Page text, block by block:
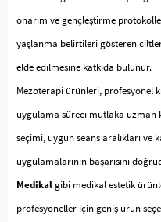
onarım ve gençleştirme
yaşlanma belirtileri gösteren
elde edilmesine katkıda bulunur.
Mezoterapi ürünleri, profesyonel
uygulama süreci mutlaka uzman
seçimi, uygun seans aralıkları
uygulamalarının başarısını
Medikalgibi medikal estetik
profesyoneller için geniş ürün